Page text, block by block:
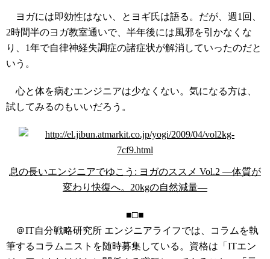
ヨガには即効性はない、とヨギ氏は語る。だが、週1回、
2時間半のヨガ教室通いで、半年後には風邪を引かなくな
り、1年で自律神経失調症の諸症状が解消していったのだと
いう。
心と体を病むエンジニアは少なくない。気になる方は、
試してみるのもいいだろう。
息の長いエンジニアでゆこう: ヨガのススメ Vol.2 ―体質が
変わり快復へ。20kgの自然減量―
■□■
＠IT自分戦略研究所 エンジニアライフでは、コラムを執
筆するコラムニストを随時募集している。資格は「ITエン